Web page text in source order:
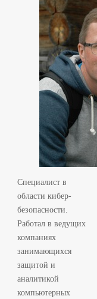
Специалист в
области кибер-
безопасности.
Работал в ведущих
компаниях
занимающихся
защитой и
аналитикой
компьютерных